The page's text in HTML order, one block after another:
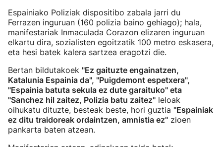
Espainiako Poliziak dispositibo zabala jarri du
Ferrazen inguruan (160 polizia baino gehiago); hala,
manifestariak Inmaculada Corazon elizaren inguruan
elkartu dira, sozialisten egoitzatik 100 metro eskasera,
eta hesi batek kalera sartzea eragotzi die.
Bertan bildutakoek "Ez gaituzte engainatzen,
Katalunia Espainia da", "Puigdemont espetxera",
"Espainia batuta sekula ez dute garaituko" eta
"Sanchez hil zaitez, Polizia batu zaitez" leloak
oihukatu dituzte, besteak beste, hori guztia "Espainiak
ez ditu traidoreak ordaintzen, amnistia ez" zioen
pankarta baten atzean.